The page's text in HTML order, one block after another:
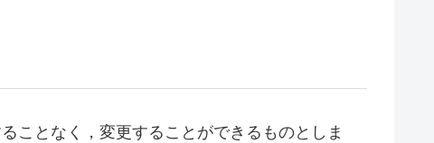
ことなく，変更することができるものとしま